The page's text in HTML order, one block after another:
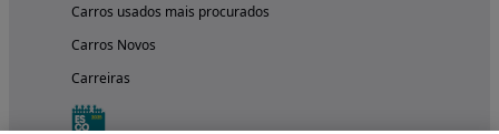
Carros usados mais procurados
Carros Novos
Carreiras